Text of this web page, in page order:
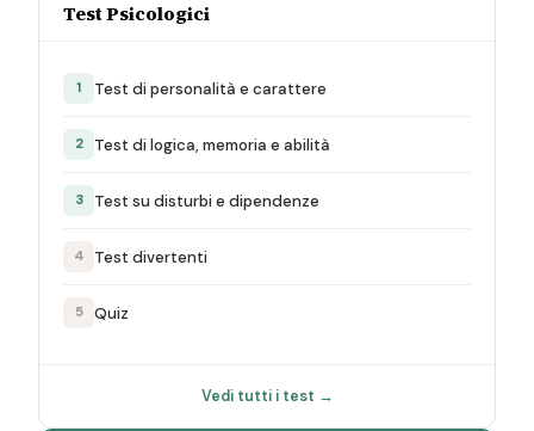
Test Psicologici
1 Test di personalità e carattere
2 Test di logica, memoria e abilità
3 Test su disturbi e dipendenze
4 Test divertenti
5 Quiz
Vedi tutti i test →